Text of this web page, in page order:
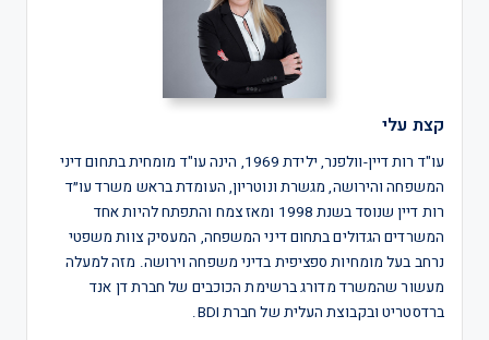
קצת עלי
עו"ד רות דיין-וולפנר, ילידת 1969, הינה עו"ד מומחית בתחום דיני
המשפחה והירושה, מגשרת ונוטריון, העומדת בראש משרד עו״ד
רות דיין שנוסד בשנת 1998 ומאז צמח והתפתח להיות אחד
המשרדים הגדולים בתחום דיני המשפחה, המעסיק צוות משפטי
נרחב בעל מומחיות ספציפית בדיני משפחה וירושה. מזה למעלה
מעשור שהמשרד מדורג ברשימת הכוכבים של חברת דן אנד
ברדסטריט ובקבוצת העלית של חברת BDI.